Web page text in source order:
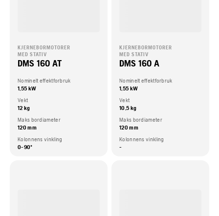
KJERNEBORMOTORER
MED STATIV
DMS 160 AT
Nominelt effektforbruk
1,55 kW
Vekt
12 kg
Maks bordiameter
120 mm
Kolonnens vinkling
0-90º
KJERNEBORMOTORER
MED STATIV
DMS 160 A
Nominelt effektforbruk
1,55 kW
Vekt
10,5 kg
Maks bordiameter
120 mm
Kolonnens vinkling
-